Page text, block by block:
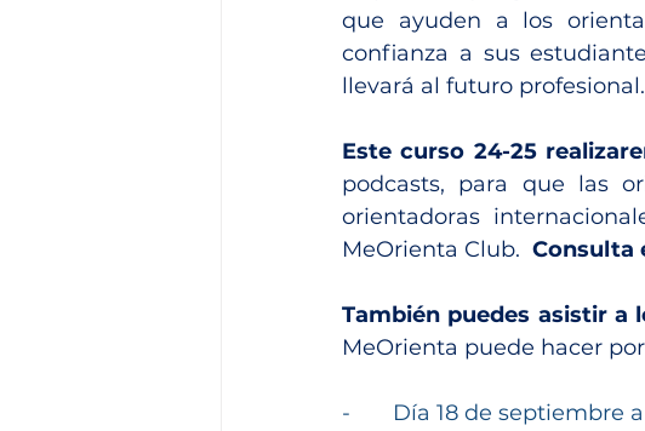
que ayuden a los
confianza a sus
llevará al futuro profesional.
Este curso 24-25
podcasts, para que las
orientadoras
MeOrienta Club. Consulta
También puedes asistir a
MeOrienta puede hacer
-       Día 18 de